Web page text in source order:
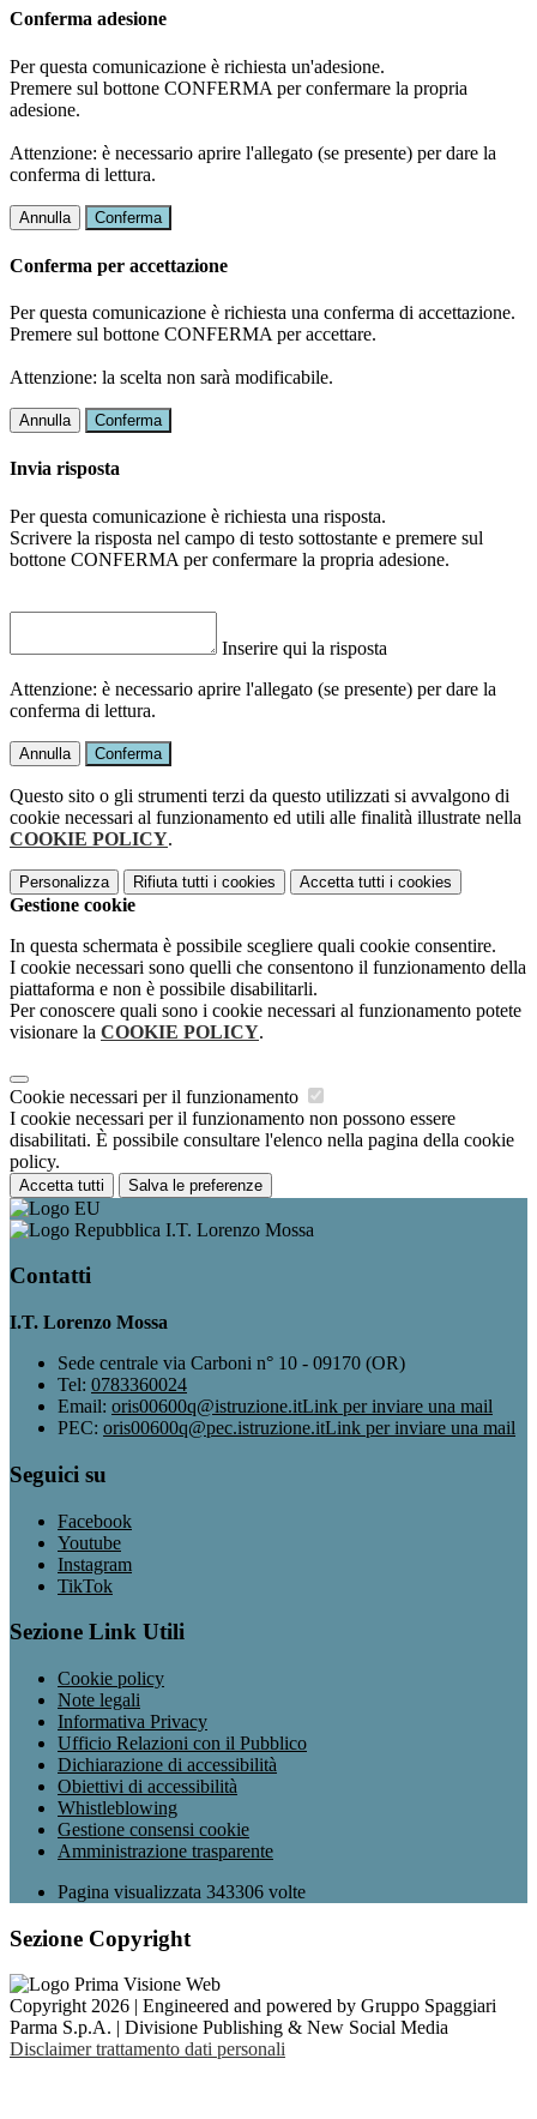
Conferma adesione
Per questa comunicazione è richiesta un'adesione.
Premere sul bottone CONFERMA per confermare la propria
adesione.
Attenzione: è necessario aprire l'allegato (se presente) per dare la
conferma di lettura.
Annulla Conferma
Conferma per accettazione
Per questa comunicazione è richiesta una conferma di accettazione.
Premere sul bottone CONFERMA per accettare.
Attenzione: la scelta non sarà modificabile.
Annulla Conferma
Invia risposta
Per questa comunicazione è richiesta una risposta.
Scrivere la risposta nel campo di testo sottostante e premere sul
bottone CONFERMA per confermare la propria adesione.
Inserire qui la risposta
Attenzione: è necessario aprire l'allegato (se presente) per dare la
conferma di lettura.
Annulla Conferma
Questo sito o gli strumenti terzi da questo utilizzati si avvalgono di
cookie necessari al funzionamento ed utili alle finalità illustrate nella
COOKIE POLICY.
Personalizza Rifiuta tutti i cookies Accetta tutti i cookies
Gestione cookie
In questa schermata è possibile scegliere quali cookie consentire.
I cookie necessari sono quelli che consentono il funzionamento della
piattaforma e non è possibile disabilitarli.
Per conoscere quali sono i cookie necessari al funzionamento potete
visionare la COOKIE POLICY.
Cookie necessari per il funzionamento
I cookie necessari per il funzionamento non possono essere
disabilitati. È possibile consultare l'elenco nella pagina della cookie
policy.
Accetta tutti Salva le preferenze
I.T. Lorenzo Mossa
Contatti
I.T. Lorenzo Mossa
Sede centrale via Carboni n° 10 - 09170 (OR)
Tel: 0783360024
Email: oris00600q@istruzione.itLink per inviare una mail
PEC: oris00600q@pec.istruzione.itLink per inviare una mail
Seguici su
Facebook
Youtube
Instagram
TikTok
Sezione Link Utili
Cookie policy
Note legali
Informativa Privacy
Ufficio Relazioni con il Pubblico
Dichiarazione di accessibilità
Obiettivi di accessibilità
Whistleblowing
Gestione consensi cookie
Amministrazione trasparente
Pagina visualizzata 343306 volte
Sezione Copyright
Copyright 2026 | Engineered and powered by Gruppo Spaggiari
Parma S.p.A. | Divisione Publishing & New Social Media
Disclaimer trattamento dati personali